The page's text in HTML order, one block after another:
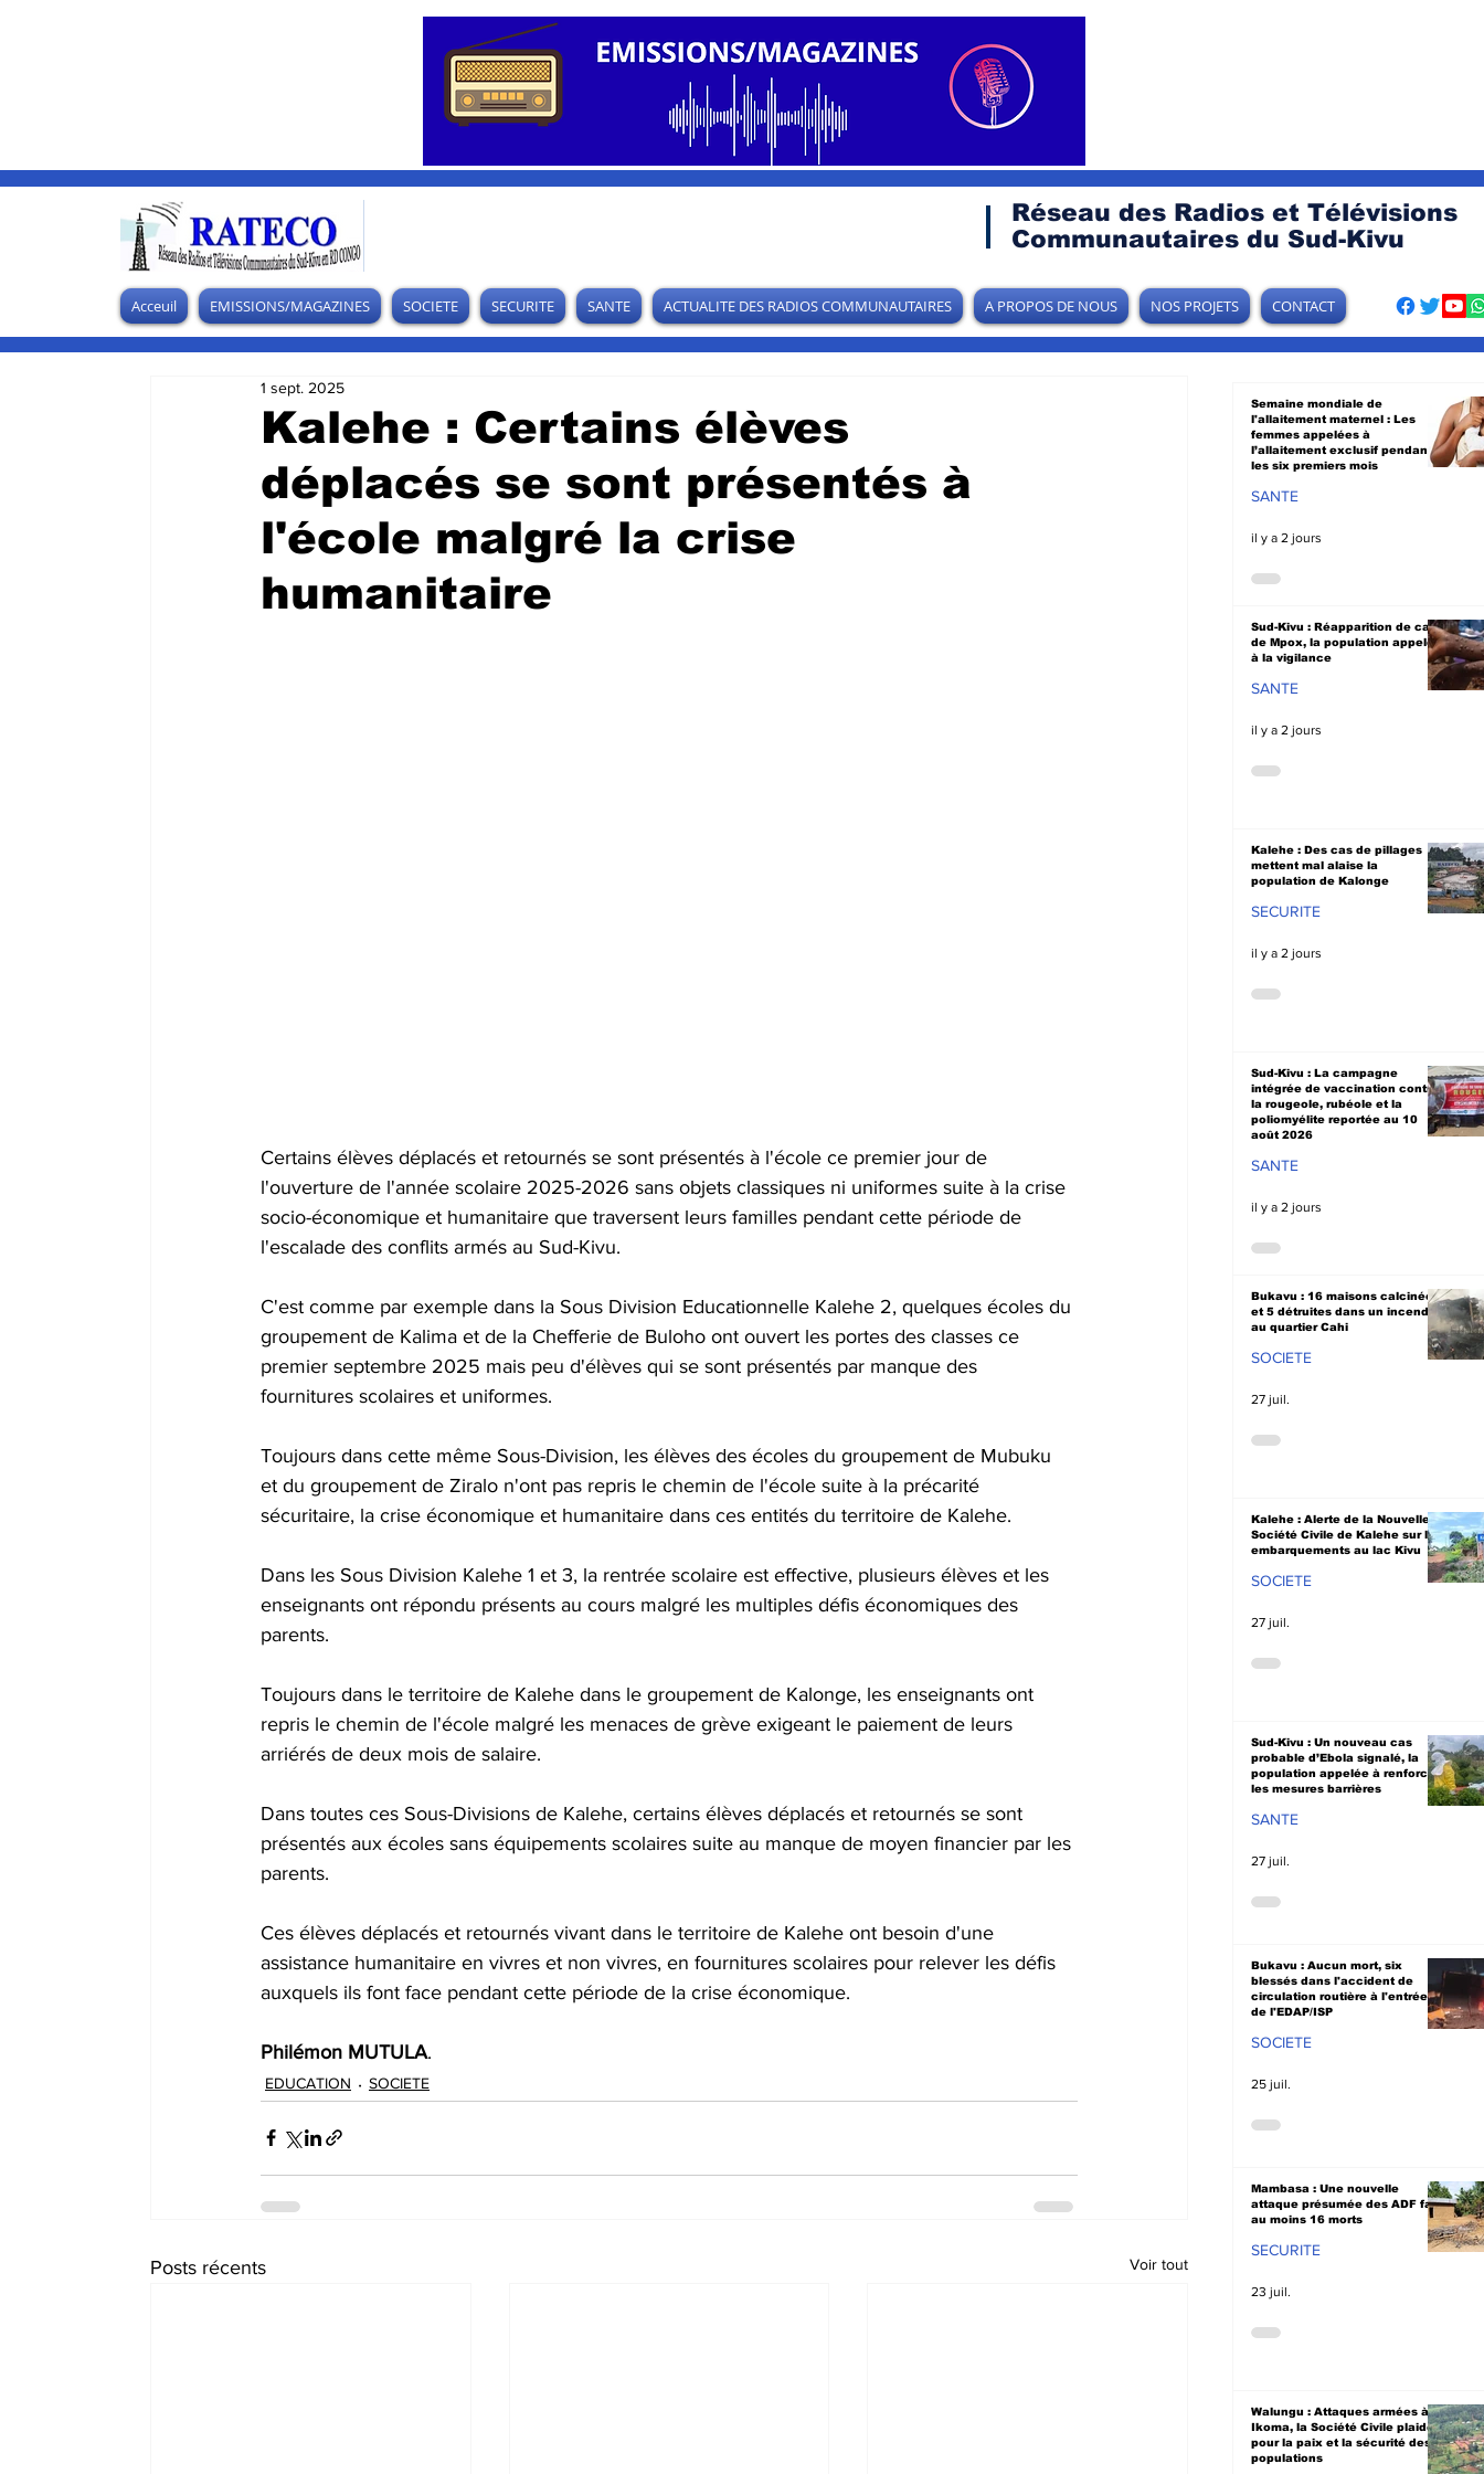
Réseau des Radios et Télévisions
Communautaires du Sud-Kivu
Acceuil EMISSIONS/MAGAZINES SOCIETE SECURITE SANTE ACTUALITE DES RADIOS COMMUNAUTAIRES A PROPOS DE NOUS NOS PROJETS CONTACT
Kalehe : Certains élèves
déplacés se sont présentés à
l'école malgré la crise
humanitaire
1 sept. 2025
Certains élèves déplacés et retournés se sont présentés à l'école ce premier jour de
l'ouverture de l'année scolaire 2025-2026 sans objets classiques ni uniformes suite à la crise
socio-économique et humanitaire que traversent leurs familles pendant cette période de
l'escalade des conflits armés au Sud-Kivu.
C'est comme par exemple dans la Sous Division Educationnelle Kalehe 2, quelques écoles du
groupement de Kalima et de la Chefferie de Buloho ont ouvert les portes des classes ce
premier septembre 2025 mais peu d'élèves qui se sont présentés par manque des
fournitures scolaires et uniformes.
Toujours dans cette même Sous-Division, les élèves des écoles du groupement de Mubuku
et du groupement de Ziralo n'ont pas repris le chemin de l'école suite à la précarité
sécuritaire, la crise économique et humanitaire dans ces entités du territoire de Kalehe.
Dans les Sous Division Kalehe 1 et 3, la rentrée scolaire est effective, plusieurs élèves et les
enseignants ont répondu présents au cours malgré les multiples défis économiques des
parents.
Toujours dans le territoire de Kalehe dans le groupement de Kalonge, les enseignants ont
repris le chemin de l'école malgré les menaces de grève exigeant le paiement de leurs
arriérés de deux mois de salaire.
Dans toutes ces Sous-Divisions de Kalehe, certains élèves déplacés et retournés se sont
présentés aux écoles sans équipements scolaires suite au manque de moyen financier par les
parents.
Ces élèves déplacés et retournés vivant dans le territoire de Kalehe ont besoin d'une
assistance humanitaire en vivres et non vivres, en fournitures scolaires pour relever les défis
auxquels ils font face pendant cette période de la crise économique.
Philémon MUTULA.
EDUCATION SOCIETE
Posts récents Voir tout
Semaine mondiale de
l'allaitement maternel : Les
femmes appelées à
l’allaitement exclusif pendant
les six premiers mois
SANTE
il y a 2 jours
Sud-Kivu : Réapparition de cas
de Mpox, la population appelée
à la vigilance
SANTE
il y a 2 jours
Kalehe : Des cas de pillages
mettent mal alaise la
population de Kalonge
SECURITE
il y a 2 jours
Sud-Kivu : La campagne
intégrée de vaccination contre
la rougeole, rubéole et la
poliomyélite reportée au 10
août 2026
SANTE
il y a 2 jours
Bukavu : 16 maisons calcinées
et 5 détruites dans un incendie
au quartier Cahi
SOCIETE
27 juil.
Kalehe : Alerte de la Nouvelle
Société Civile de Kalehe sur les
embarquements au lac Kivu
SOCIETE
27 juil.
Sud-Kivu : Un nouveau cas
probable d’Ebola signalé, la
population appelée à renforcer
les mesures barrières
SANTE
27 juil.
Bukavu : Aucun mort, six
blessés dans l'accident de
circulation routière à l'entrée
de l'EDAP/ISP
SOCIETE
25 juil.
Mambasa : Une nouvelle
attaque présumée des ADF fait
au moins 16 morts
SECURITE
23 juil.
Walungu : Attaques armées à
Ikoma, la Société Civile plaide
pour la paix et la sécurité des
populations